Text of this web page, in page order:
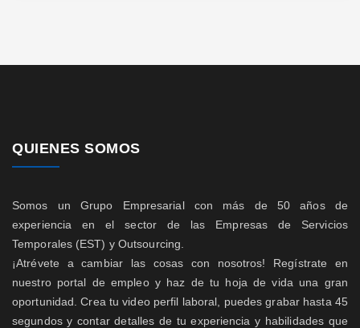
QUIENES SOMOS
Somos un Grupo Empresarial con más de 50 años de
experiencia en el sector de las Empresas de Servicios
Temporales (EST) y Outsourcing.
¡Atrévete a cambiar las cosas con nosotros! Regístrate en
nuestro portal de empleo y haz de tu hoja de vida una gran
oportunidad. Crea tu video perfil laboral, puedes grabar hasta 45
segundos y contar detalles de tu experiencia y habilidades que